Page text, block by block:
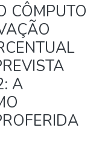
CÔMPUTO
A